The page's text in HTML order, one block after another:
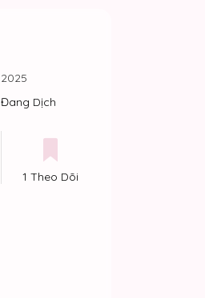
2025
Đang Dịch
1 Theo Dõi